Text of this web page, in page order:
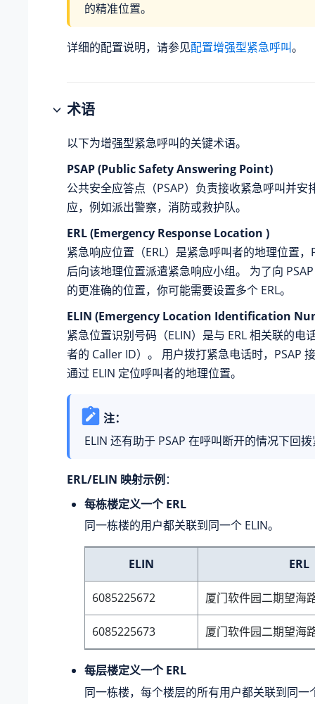
的精准位置。
详细的配置说明，请参见配置增强型紧急呼叫。
术语
以下为增强型紧急呼叫的关键术语。
PSAP (Public Safety Answering Point)
公共安全应答点（PSAP）负责接收紧急呼叫并安
应，例如派出警察，消防或救护队。
ERL (Emergency Response Location )
紧急响应位置（ERL）是紧急呼叫者的地理位置，
后向该地理位置派遣紧急响应小组。 为了向
的更准确的位置，你可能需要设置多个 ERL。
ELIN (Emergency Location Identification
紧急位置识别号码（ELIN）是与 ERL 相关联的电
者的 Caller ID）。 用户拨打紧急电话时，PSAP
通过 ELIN 定位呼叫者的地理位置。
注：
ELIN 还有助于 PSAP 在呼叫断开的情况下回
ERL/ELIN 映射示例 ：
每栋楼定义一个 ERL
同一栋楼的用户都关联到同一个 ELIN。
ELIN ERL
6085225672 厦门软件园二期望海
6085225673 厦门软件园二期望海
每层楼定义一个 ERL
同一栋楼，每个楼层的所有用户都关联到同一